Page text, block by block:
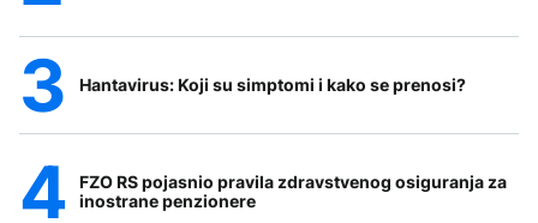
Hantavirus: Koji su simptomi i kako se prenosi?
FZO RS pojasnio pravila zdravstvenog osiguranja za
inostrane penzionere